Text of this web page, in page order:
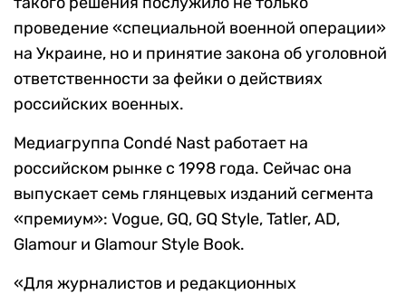
проведение «специальной военной операции»
на Украине, но и принятие закона об уголовной
ответственности за фейки о действиях
российских военных.
Медиагруппа Condé Nast работает на
российском рынке с 1998 года. Сейчас она
выпускает семь глянцевых изданий сегмента
«премиум»: Vogue, GQ, GQ Style, Tatler, AD,
Glamour и Glamour Style Book.
«Для журналистов и редакционных